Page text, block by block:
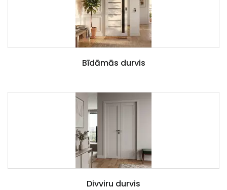
Bīdāmās durvis
Divviru durvis